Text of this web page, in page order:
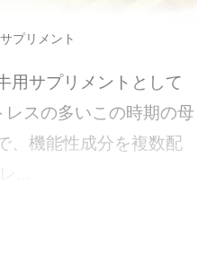
プリメント
用サプリメントとして
レスの多いこの時期の母
、機能性成分を複数配
...